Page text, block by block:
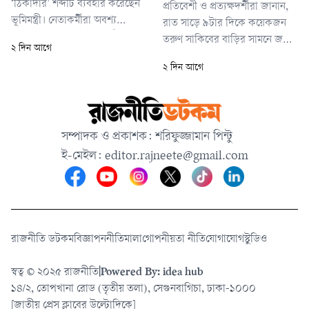
‘ঠিকাদার’ শব্দটি ব্যবহার করেছেন
ভূমিমন্ত্রী। নেতাকর্মীরা অবশ্য
নয়। স্থানীয় সরকার প্রতিমন্ত্রী মীর
ভূমিমন্ত্রী। কারণ প্রতিমন্ত্রীই নেসকোর
কার্যালয় রাজশাহী থেকে বগুড়ায়
স্থানান্তরের কথা বল
২ দিন আগে
প্রতিবেশী ও প্রত্যক্ষদর্শীরা জানান,
রাত সাড়ে ৯টার দিকে কয়েকজন
তরুণ সাকিবের বাড়ির সামনে জড়ো
এ সময় কয়েকটি বোমার শব্দ পাওয়া
আগুন দেওয়ার ঘটনাও ঘটে।
তরুণরা বাড়ির গেট ভেঙে ভেতরে
ঢোকার চেষ্টা করেও ব্যর্থ হয়। তবে
ঢিলে বাড়ির কয়েকটি জানালা
ভেঙে গেছে।
২ দিন আগে
সম্পাদক ও প্রকাশক: শরিফুজ্জামান পিন্টু
ই-মেইল: editor.rajneete@gmail.com
রাজনীতি ডটকমবিজ্ঞাপননীতিমালাগোপনীয়তা নীতিযোগাযোগস্টুডিও
স্বত্ব © ২০২৫ রাজনীতিPowered By: idea hub
১৪/২, তোপখানা রোড (তৃতীয় তলা), সেগুনবাগিচা, ঢাকা-১০০০
[জাতীয় প্রেস ক্লাবের উল্টোদিকে]